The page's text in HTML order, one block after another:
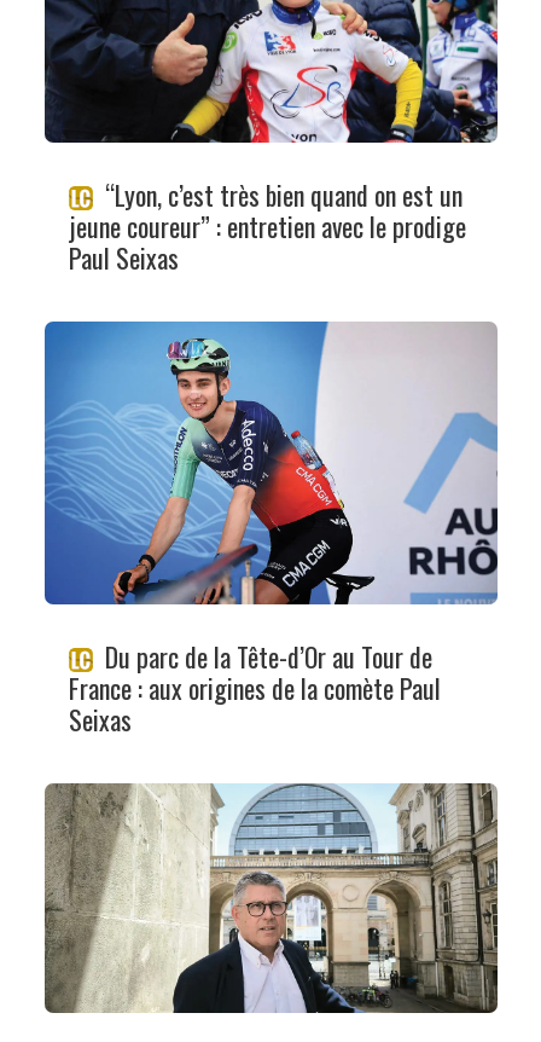
“Lyon, c’est très bien quand on est un
jeune coureur” : entretien avec le prodige
Paul Seixas
Du parc de la Tête-d’Or au Tour de
France : aux origines de la comète Paul
Seixas